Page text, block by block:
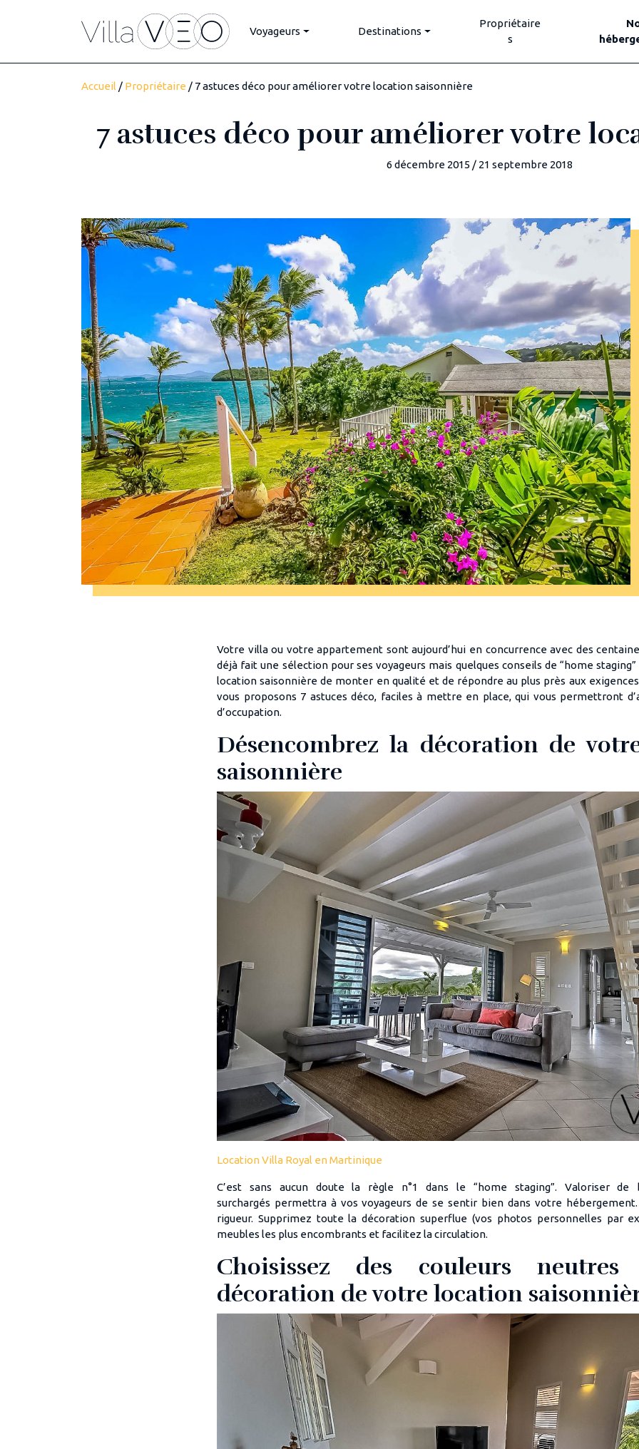
Voyageurs Destinations
Propriétaire
s
Accueil / Propriétaire / 7 astuces déco pour améliorer votre location saisonnière
7 astuces déco pour améliorer votre
6 décembre 2015 / 21 septembre 2018
Votre villa ou votre appartement sont aujourd’hui en concurrence avec des
déjà fait une sélection pour ses voyageurs mais quelques conseils de “home
location saisonnière de monter en qualité et de répondre au plus près aux exigences
vous proposons 7 astuces déco, faciles à mettre en place, qui vous permettront
d’occupation.
Désencombrez la décoration de
saisonnière
Location Villa Royal en Martinique
C’est sans aucun doute la règle n°1 dans le “home staging”. Valoriser de
surchargés permettra à vos voyageurs de se sentir bien dans votre
rigueur. Supprimez toute la décoration superflue (vos photos personnelles par
meubles les plus encombrants et facilitez la circulation.
Choisissez des couleurs
décoration de votre location